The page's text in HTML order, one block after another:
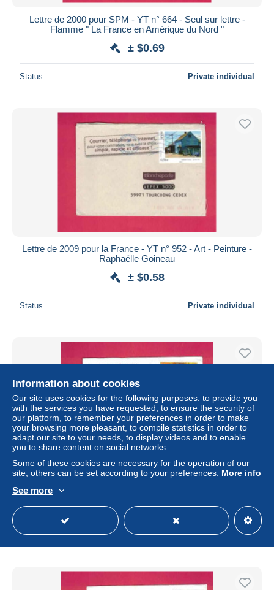
Lettre de 2000 pour SPM - YT n° 664 - Seul sur lettre -
Flamme " La France en Amérique du Nord "
± $0.69
Status Private individual
Lettre de 2009 pour la France - YT n° 952 - Art - Peinture -
Raphaëlle Goineau
± $0.58
Status Private individual
Lettre de 2008 pour la France - YT n° 925 - Festival de
± $0.58
Status Private individual
Information about cookies
Our site uses cookies for the following purposes: to provide you
with the services you have requested, to ensure the security of
our platform, to remember your preferences in order to make
your browsing more pleasant, to compile statistics in order to
adapt our site to your needs, to display videos and to enable
you to share content on social networks.
Some of these cookies are necessary for the operation of our
site, others can be set according to your preferences. More info
See more